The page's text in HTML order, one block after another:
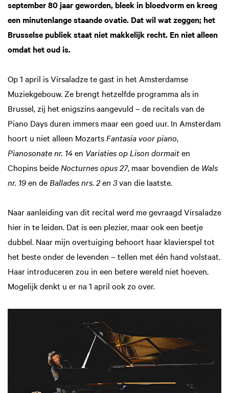
september 80 jaar geworden, bleek in bloedvorm en kreeg
een minutenlange staande ovatie. Dat wil wat zeggen; het
Brusselse publiek staat niet makkelijk recht. En niet alleen
omdat het oud is.
Op 1 april is Virsaladze te gast in het Amsterdamse
Muziekgebouw. Ze brengt hetzelfde programma als in
Brussel, zij het enigszins aangevuld – de recitals van de
Piano Days duren immers maar een goed uur. In Amsterdam
hoort u niet alleen Mozarts Fantasia voor piano,
Pianosonate nr. 14en Variaties op Lison dormaiten
Chopins beide Nocturnes opus 27, maar bovendien de Wals
nr. 19en de Ballades nrs. 2 en 3van die laatste.
Naar aanleiding van dit recital werd me gevraagd Virsaladze
hier in te leiden. Dat is een plezier, maar ook een beetje
dubbel. Naar mijn overtuiging behoort haar klavierspel tot
het beste onder de levenden – tellen met één hand volstaat.
Haar introduceren zou in een betere wereld niet hoeven.
Mogelijk denkt u er na 1 april ook zo over.